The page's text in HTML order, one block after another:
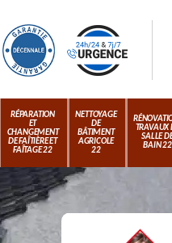
RÉPARATION
ET
CHANGEMENT
DE FAÎTIÈRE ET
FAÎTAGE 22
NETTOYAGE
DE
BÂTIMENT
AGRICOLE
22
TRAVAUX
SALLE
BAIN 22